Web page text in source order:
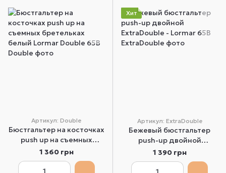
Артикул: Double
Бюстгальтер на косточках
push up на съемных
бретельках белый Lormar
Double 65B
1 360 грн
Хит
Артикул: ExtraDouble
Бежевый бюстгальтер
push-up двойной
ExtraDouble - Lormar 65B
1 390 грн